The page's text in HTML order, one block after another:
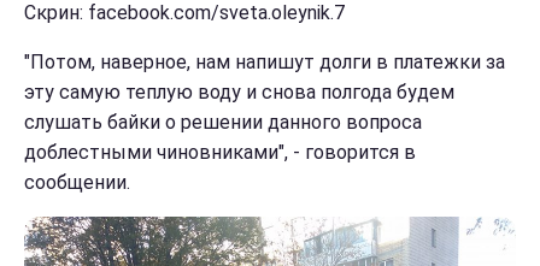
Скрин: facebook.com/sveta.oleynik.7
"Потом, наверное, нам напишут долги в платежки за
эту самую теплую воду и снова полгода будем
слушать байки о решении данного вопроса
доблестными чиновниками", - говорится в
сообщении.